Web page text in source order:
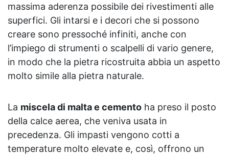
massima aderenza possibile dei rivestimenti alle
superfici. Gli intarsi e i decori che si possono
creare sono pressoché infiniti, anche con
l’impiego di strumenti o scalpelli di vario genere,
in modo che la pietra ricostruita abbia un aspetto
molto simile alla pietra naturale.
La miscela di malta e cemento ha preso il posto
della calce aerea, che veniva usata in
precedenza. Gli impasti vengono cotti a
temperature molto elevate e, così, offrono un